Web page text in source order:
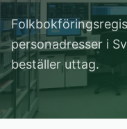
personadresser i
beställer uttag.